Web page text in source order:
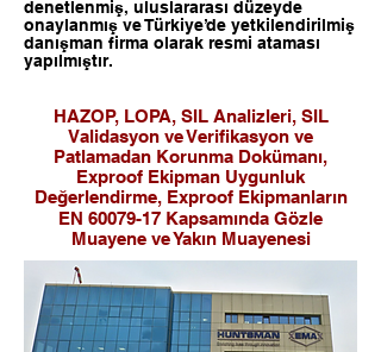
denetlenmiş, uluslararası düzeyde
onaylanmış ve Türkiye’de yetkilendirilmiş
danışman firma olarak resmi ataması
yapılmıştır.
HAZOP, LOPA, SIL Analizleri, SIL
Validasyon ve Verifikasyon ve
Patlamadan Korunma Dokümanı,
Exproof Ekipman Uygunluk
Değerlendirme, Exproof Ekipmanların
EN 60079-17 Kapsamında Gözle
Muayene ve Yakın Muayenesi